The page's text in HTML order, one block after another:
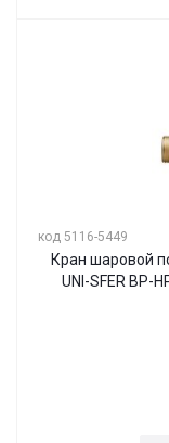
код 5116-5449
Кран шаровой
UNI-SFER ВР-